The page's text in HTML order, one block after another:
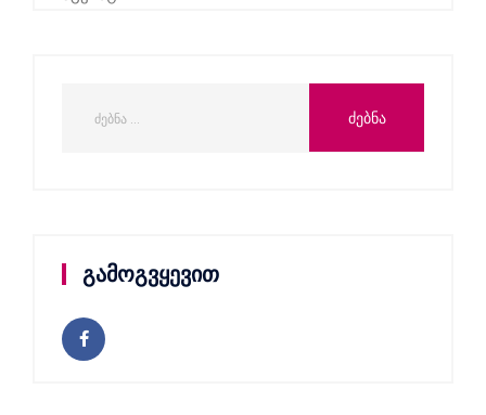
გამოგვყევით